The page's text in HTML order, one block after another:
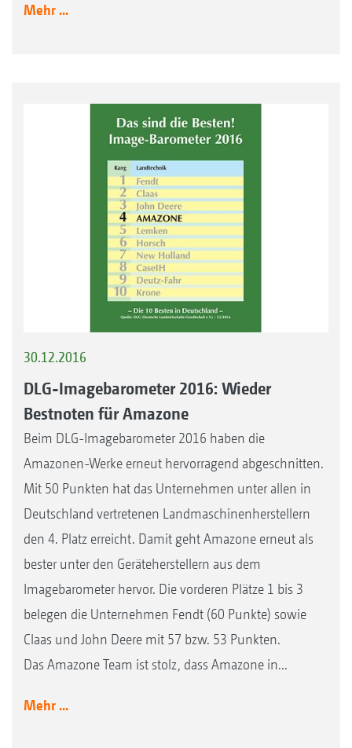
Mehr ...
30.12.2016
DLG-Imagebarometer 2016: Wieder
Bestnoten für Amazone
Beim DLG-Imagebarometer 2016 haben die
Amazonen-Werke erneut hervorragend abgeschnitten.
Mit 50 Punkten hat das Unternehmen unter allen in
Deutschland vertretenen Landmaschinenherstellern
den 4. Platz erreicht. Damit geht Amazone erneut als
bester unter den Geräteherstellern aus dem
Imagebarometer hervor. Die vorderen Plätze 1 bis 3
belegen die Unternehmen Fendt (60 Punkte) sowie
Claas und John Deere mit 57 bzw. 53 Punkten.
Das Amazone Team ist stolz, dass Amazone in...
Mehr ...